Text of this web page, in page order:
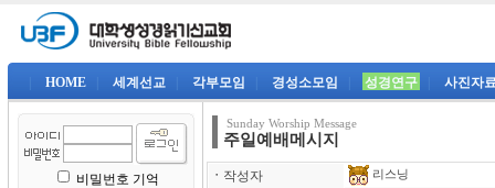
HOME 세계선교 각부모임 경성소모임 성경연구 사진자
비밀번호 기억
Sunday Worship Message
주일예배메시지
ㆍ 작성자 리스닝